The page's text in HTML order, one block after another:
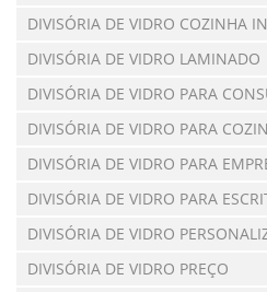
DIVISÓRIA DE VIDRO COZINHA
DIVISÓRIA DE VIDRO LAMINADO
DIVISÓRIA DE VIDRO PARA
DIVISÓRIA DE VIDRO PARA
DIVISÓRIA DE VIDRO PARA
DIVISÓRIA DE VIDRO PARA
DIVISÓRIA DE VIDRO
DIVISÓRIA DE VIDRO PREÇO